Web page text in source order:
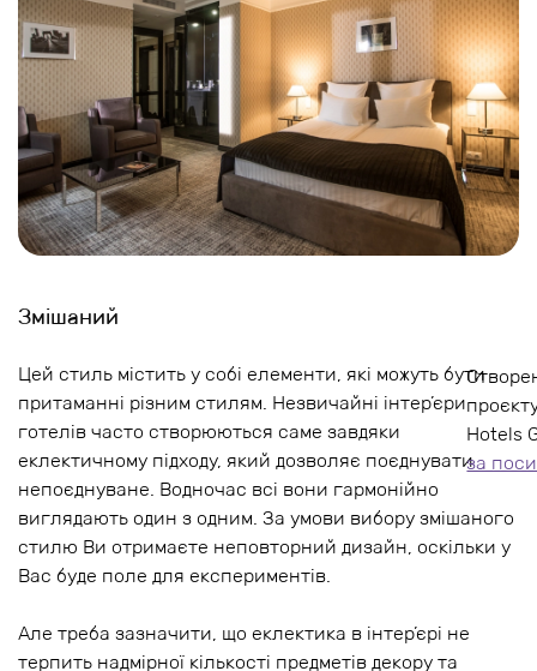
Змішаний
Цей стиль містить у собі елементи, які можуть бути
притаманні різним стилям. Незвичайні інтер’єри
готелів часто створюються саме завдяки
еклектичному підходу, який дозволяє поєднувати
непоєднуване. Водночас всі вони гармонійно
виглядають один з одним. За умови вибору змішаного
стилю Ви отримаєте неповторний дизайн, оскільки у
Вас буде поле для експериментів.
Але треба зазначити, що еклектика в інтер’єрі не
терпить надмірної кількості предметів декору та
Hotels
за